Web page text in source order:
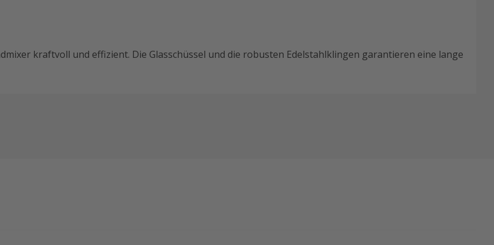
kraftvoll und effizient. Die Glasschüssel und die robusten Edelstahlklingen garantieren eine lange